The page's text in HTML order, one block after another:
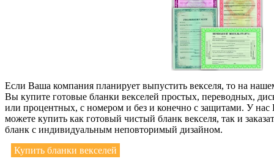
Если Ваша компания планирует выпустить векселя, то на
Вы купите готовые бланки векселей простых, переводных,
или процентных, с номером и без и конечно с защитами. У
можете купить как готовый чистый бланк векселя, так и
бланк с индивидуальным неповторимый дизайном.
Купить бланки векселей